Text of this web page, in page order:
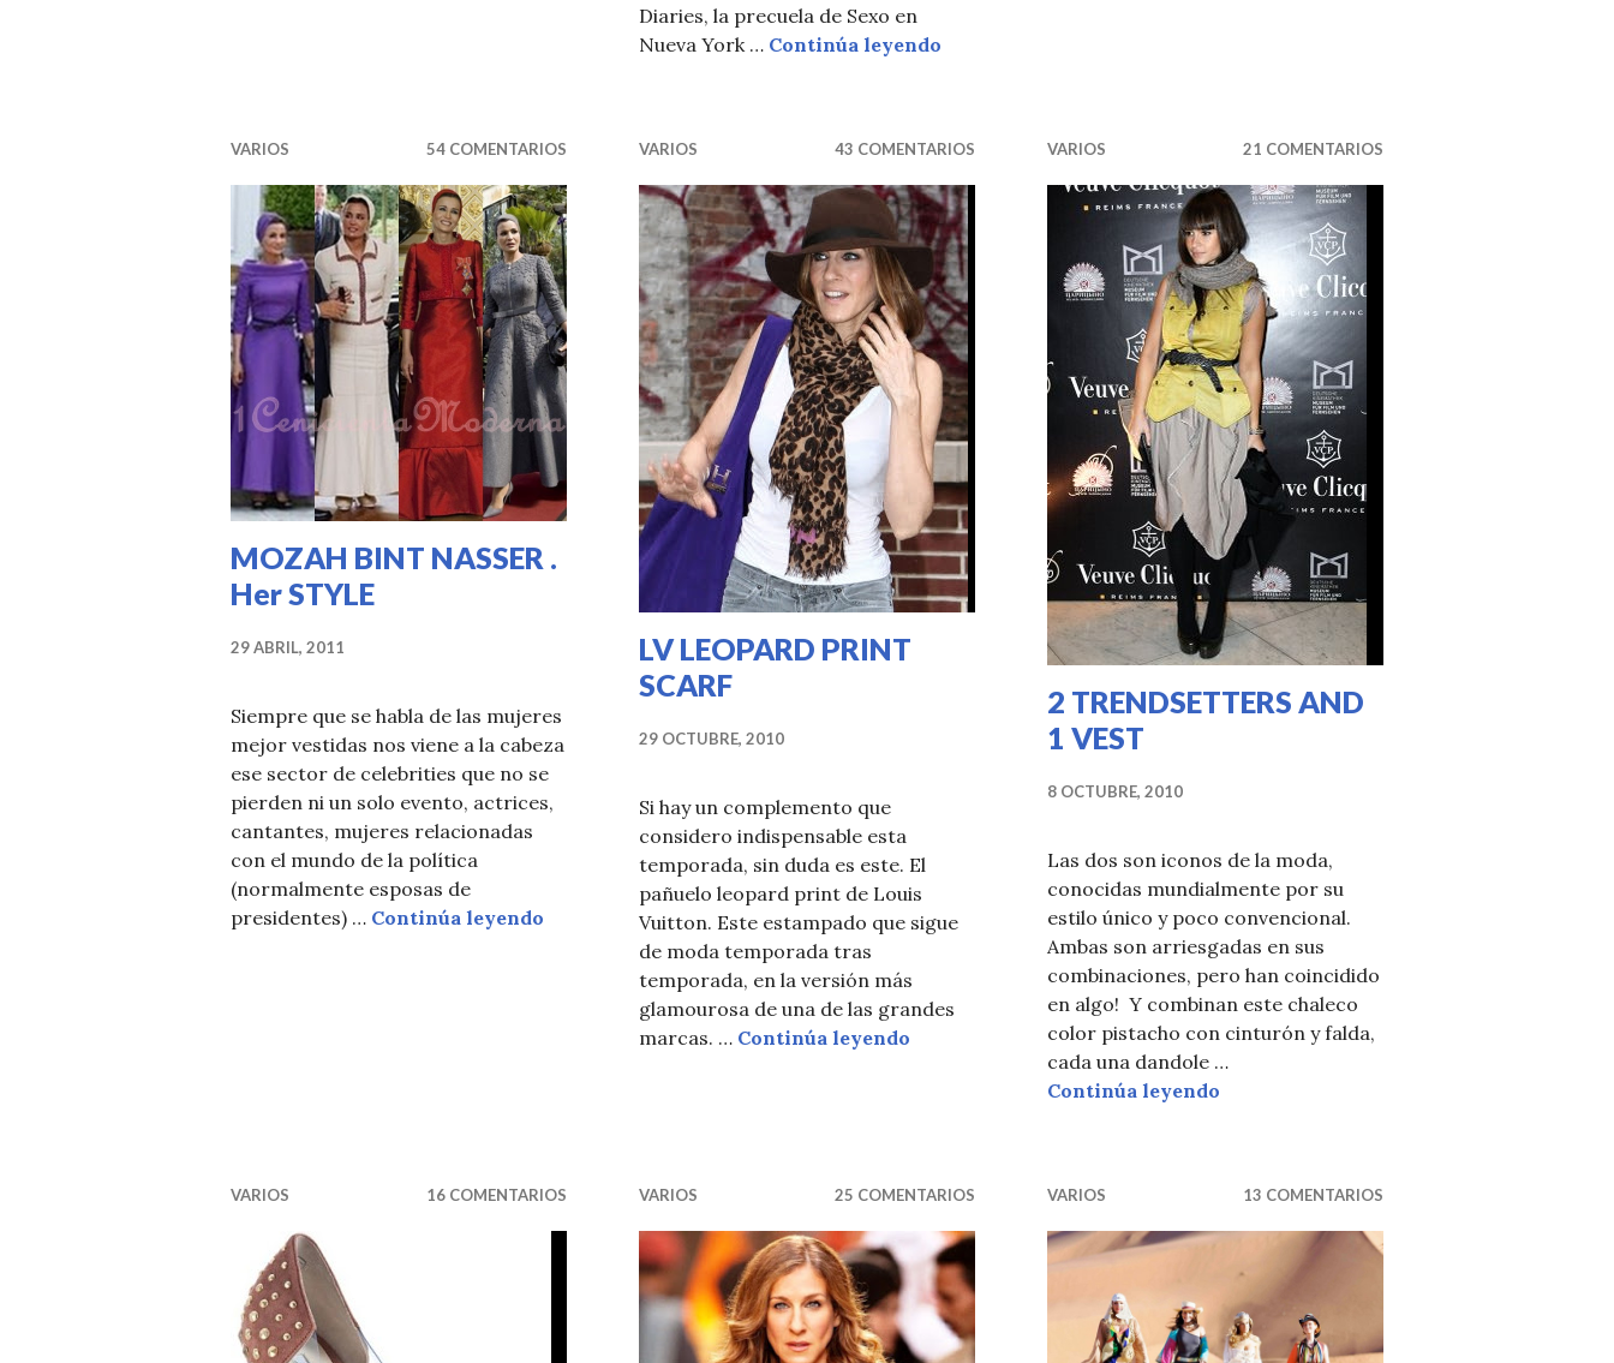
Diaries, la precuela de Sexo en
Nueva York … Continúa leyendo
VARIOS 54 COMENTARIOS
MOZAH BINT NASSER .
Her STYLE
29 ABRIL, 2011
Siempre que se habla de las mujeres
mejor vestidas nos viene a la cabeza
ese sector de celebrities que no se
pierden ni un solo evento, actrices,
cantantes, mujeres relacionadas
con el mundo de la política
(normalmente esposas de
presidentes) … Continúa leyendo MOZAH BINT NASSER . Her STYLE
VARIOS 43 COMENTARIOS
LV LEOPARD PRINT
SCARF
29 OCTUBRE, 2010
Si hay un complemento que
considero indispensable esta
temporada, sin duda es este. El
pañuelo leopard print de Louis
Vuitton. Este estampado que sigue
de moda temporada tras
temporada, en la versión más
glamourosa de una de las grandes
marcas. … Continúa leyendo LV LEOPARD PRINT SCARF
VARIOS 21 COMENTARIOS
2 TRENDSETTERS AND
1 VEST
8 OCTUBRE, 2010
Las dos son iconos de la moda,
conocidas mundialmente por su
estilo único y poco convencional.
Ambas son arriesgadas en sus
combinaciones, pero han coincidido
en algo! Y combinan este chaleco
color pistacho con cinturón y falda,
cada una dandole …
Continúa leyendo
VARIOS 16 COMENTARIOS VARIOS 25 COMENTARIOS VARIOS 13 COMENTARIOS